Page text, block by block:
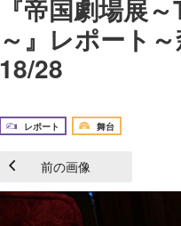
『帝国劇場展
～』レポート
18/28
レポート 舞台
前の画像